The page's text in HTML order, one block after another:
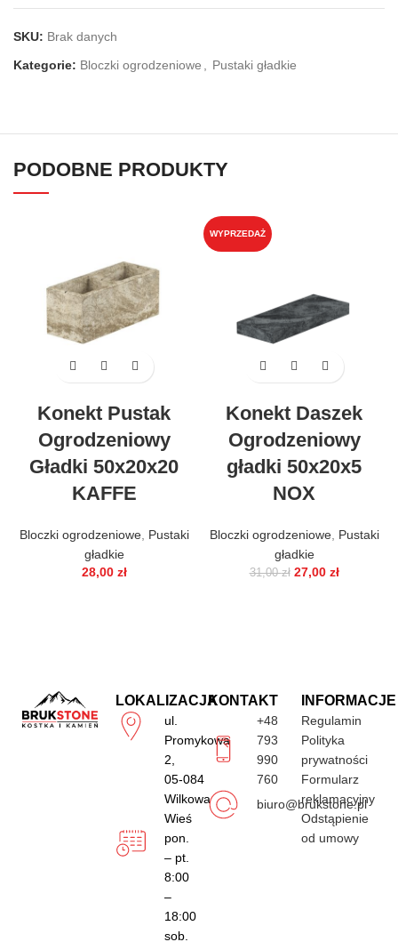
SKU: Brak danych
Kategorie: Bloczki ogrodzeniowe Pustaki gładkie
PODOBNE PRODUKTY
Konekt Pustak
Ogrodzeniowy
Gładki 50x20x20
KAFFE
Bloczki ogrodzeniowe, Pustaki
gładkie
28,00 zł
WYPRZEDAŻ
Konekt Daszek
Ogrodzeniowy
gładki 50x20x5
NOX
Bloczki ogrodzeniowe, Pustaki
gładkie
31,00zł 27,00 zł
LOKALIZACJA
ul.
Promykowa
2,
05-084
Wilkowa
Wieś
pon.
– pt.
8:00
–
18:00
sob.
KONTAKT
+48
793
990
760
biuro@brukstone.pl
INFORMACJE
Regulamin
Polityka
prywatności
Formularz
reklamacyjny
Odstąpienie
od umowy